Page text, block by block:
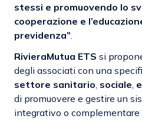
stessi e promuovendo lo
cooperazione e
previdenza”
RivieraMutua ETS si
degli associati con una
settore sanitario sociale
di promuovere e gestire un
integrativo o